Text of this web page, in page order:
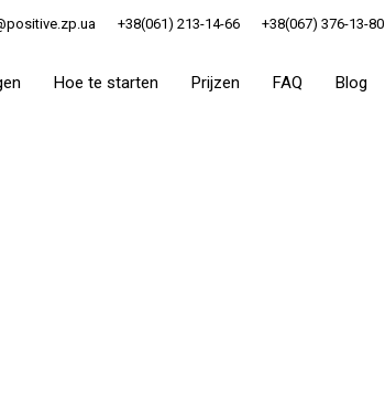
+38(061) 213-14-66 +38(067) 376-13-80
Hoe te starten Prijzen FAQ Blog